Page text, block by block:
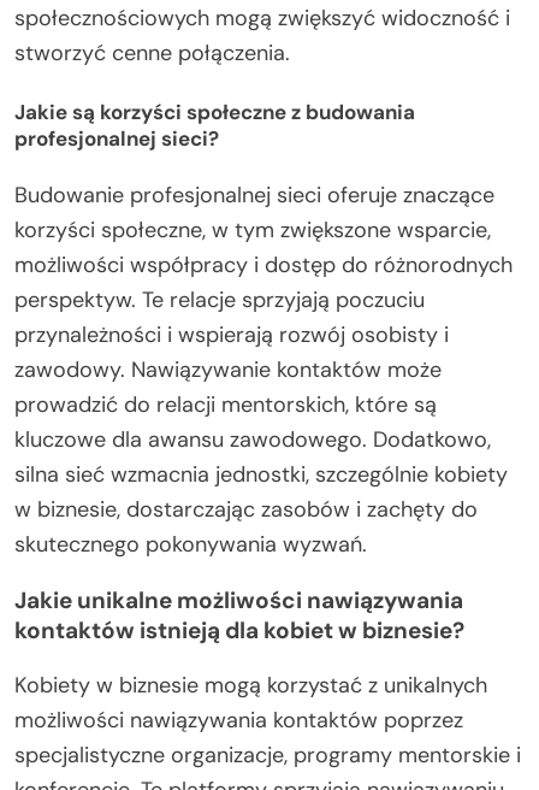
społecznościowych mogą zwiększyć widoczność i
stworzyć cenne połączenia.
Jakie są korzyści społeczne z budowania
profesjonalnej sieci?
Budowanie profesjonalnej sieci oferuje znaczące
korzyści społeczne, w tym zwiększone wsparcie,
możliwości współpracy i dostęp do różnorodnych
perspektyw. Te relacje sprzyjają poczuciu
przynależności i wspierają rozwój osobisty i
zawodowy. Nawiązywanie kontaktów może
prowadzić do relacji mentorskich, które są
kluczowe dla awansu zawodowego. Dodatkowo,
silna sieć wzmacnia jednostki, szczególnie kobiety
w biznesie, dostarczając zasobów i zachęty do
skutecznego pokonywania wyzwań.
Jakie unikalne możliwości nawiązywania
kontaktów istnieją dla kobiet w biznesie?
Kobiety w biznesie mogą korzystać z unikalnych
możliwości nawiązywania kontaktów poprzez
specjalistyczne organizacje, programy mentorskie i